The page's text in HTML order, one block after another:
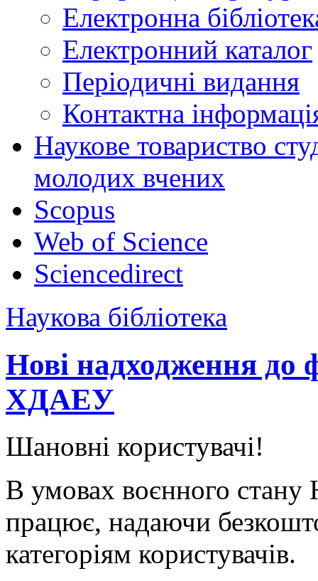
Електронна
Електронний каталог
Періодичні видання
Контактна
Наукове товариство
молодих вчених
Scopus
Web of Science
Sciencedirect
Наукова бібліотека
Нові надходження до
ХДАЕУ
Шановні користувачі!
В умовах воєнного
працює, надаючи
категоріям користувачів.